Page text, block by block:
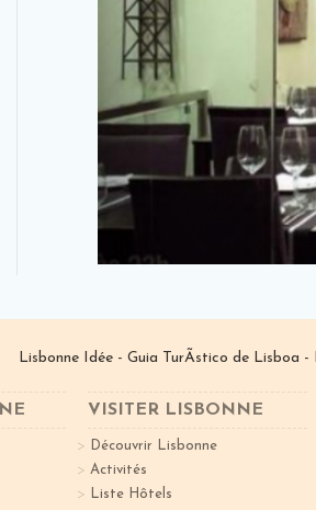
Lisbonne Idée - Guia TurÃ­stico de Lisboa -
VISITER LISBONNE
Découvrir Lisbonne
Activités
Liste Hôtels